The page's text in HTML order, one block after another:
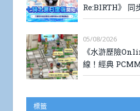
Re:BIRTH》 同
05/08/2026
《水滸歷險
線！經典
標籤